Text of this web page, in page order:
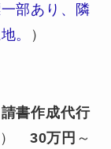
部あり、隣
。
）
書作成代行
） 30万円 ～